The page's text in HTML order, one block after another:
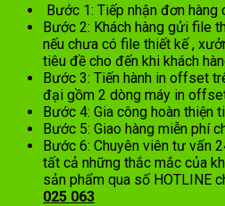
Bước 1: Tiếp nhận đơn hàng
Bước 2: Khách hàng gửi file
nếu chưa có file thiết kế ,
tiêu đề cho đến khi khách
Bước 3: Tiến hành in offset
đại gồm 2 dòng máy in
Bước 4: Gia công hoàn thiện
Bước 5: Giao hàng miễn phí
Bước 6: Chuyên viên tư vấn
tất cả những thắc mắc của
sản phẩm qua số HOTLINE
025 063